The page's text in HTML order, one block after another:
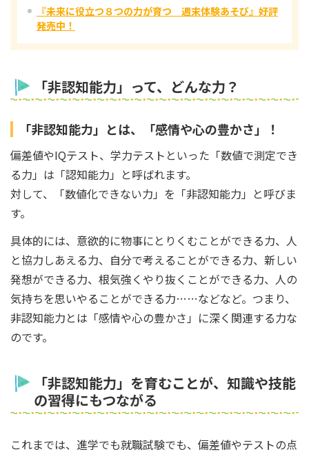
『未来に役立つ８つの力が育つ 週末体験あそび』好評
発売中！
「非認知能力」って、どんな力？
「非認知能力」とは、「感情や心の豊かさ」！
偏差値やIQテスト、学力テストといった「数値で測定でき
る力」は「認知能力」と呼ばれます。
対して、「数値化できない力」を「非認知能力」と呼びま
す。
具体的には、意欲的に物事にとりくむことができる力、人
と協力しあえる力、自分で考えることができる力、新しい
発想ができる力、根気強くやり抜くことができる力、人の
気持ちを思いやることができる力……などなど。つまり、
非認知能力とは「感情や心の豊かさ」に深く関連する力な
のです。
「非認知能力」を育むことが、知識や技能
の習得にもつながる
これまでは、進学でも就職試験でも、偏差値やテストの点